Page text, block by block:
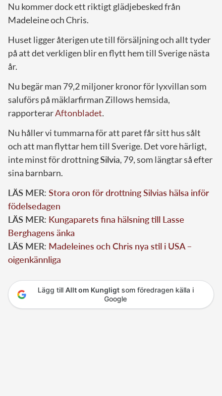
Nu kommer dock ett riktigt glädjebesked från
Madeleine och Chris.
Huset ligger återigen ute till försäljning och allt tyder
på att det verkligen blir en flytt hem till Sverige nästa
år.
Nu begär man 79,2 miljoner kronor för lyxvillan som
saluförs på mäklarfirman Zillows hemsida,
rapporterarAftonbladet.
Nu håller vi tummarna för att paret får sitt hus sålt
och att man flyttar hem till Sverige. Det vore härligt,
inte minst för drottningSilvia, 79, som längtar så efter
sina barnbarn.
LÄS MER: Stora oron för drottning Silvias hälsa inför
födelsedagen
LÄS MER: Kungaparets fina hälsning till Lasse
Berghagens änka
LÄS MER: Madeleines och Chris nya stil i USA –
oigenkännliga
Lägg till Allt om Kungligtsom föredragen källa i
Google